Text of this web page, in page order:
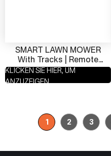
SMART LAWN MOWER
With Tracks | Remote
Mower & Snow Plow
For Rugged Terrain
KLICKEN SIE HIER, UM
ANZUZEIGEN
1 2 3